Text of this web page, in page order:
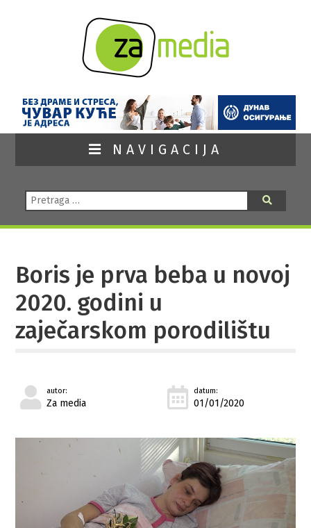
NAVIGACIJA
Pretraga:
Boris je prva beba u novoj
2020. godini u
zaječarskom porodilištu
autor:
Za media
datum:
01/01/2020